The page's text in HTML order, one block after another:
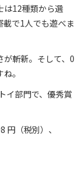
は12種類から選
で1人でも遊べま
斬新。そして、0
。
イ部門で、優秀賞
（税別）、